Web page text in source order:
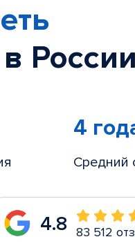
России
4
Средний
4.8 83 512